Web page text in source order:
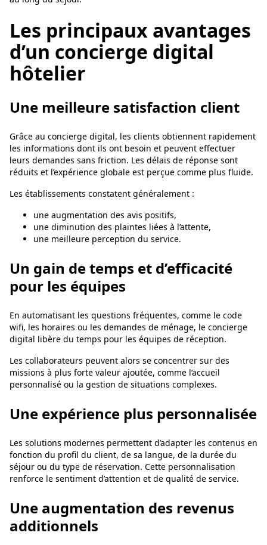
Les principaux avantages
d’un concierge digital
hôtelier
Une meilleure satisfaction client
Grâce au concierge digital, les clients obtiennent rapidement
les informations dont ils ont besoin et peuvent effectuer
leurs demandes sans friction. Les délais de réponse sont
réduits et l’expérience globale est perçue comme plus fluide.
Les établissements constatent généralement :
une augmentation des avis positifs,
une diminution des plaintes liées à l’attente,
une meilleure perception du service.
Un gain de temps et d’efficacité
pour les équipes
En automatisant les questions fréquentes, comme le code
wifi, les horaires ou les demandes de ménage, le concierge
digital libère du temps pour les équipes de réception.
Les collaborateurs peuvent alors se concentrer sur des
missions à plus forte valeur ajoutée, comme l’accueil
personnalisé ou la gestion de situations complexes.
Une expérience plus personnalisée
Les solutions modernes permettent d’adapter les contenus en
fonction du profil du client, de sa langue, de la durée du
séjour ou du type de réservation. Cette personnalisation
renforce le sentiment d’attention et de qualité de service.
Une augmentation des revenus
additionnels